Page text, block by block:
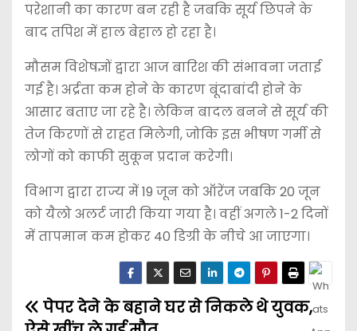
परेशानी का कारण बन रही है जबकि सूर्य छिपने के
बाद तपिश में हाल बेहाल हो रहा है।
मौसम विशेषज्ञों द्वारा आज बारिश की संभावना जताई
गई है। अर्द्रता कम होने के कारण बूंदाबांदी होने के
आसार बताए जा रहे है। लेकिन बादल बनने से सूर्य की
तेज किरणों से राहत मिलेगी, जोकि इस भीषण गर्मी से
लोगों को काफी सुकून प्रदान करेगी।
विभाग द्वारा राज्य में 19 जून को ऑरेंज जबकि 20 जून
को यैलो अलर्ट जारी किया गया है। वहीं अगले 1-2 दिनों
में तापमान कम होकर 40 डिग्री के नीचे आ जाएगा।
पेपर देने के बहाने घर से निकले थे युवक,